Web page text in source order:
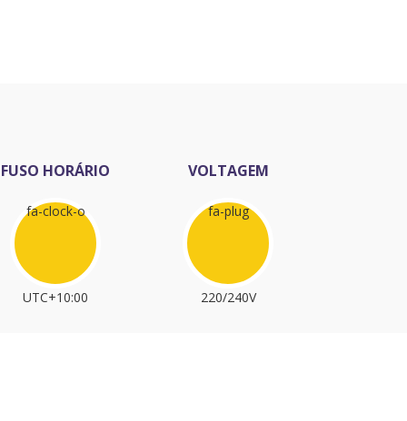
FUSO HORÁRIO
fa-clock-o
UTC+10:00
VOLTAGEM
fa-plug
220/240V